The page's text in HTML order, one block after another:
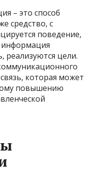
– это способ
средство, с
поведение,
информация
реализуются цели.
которая может
повышению